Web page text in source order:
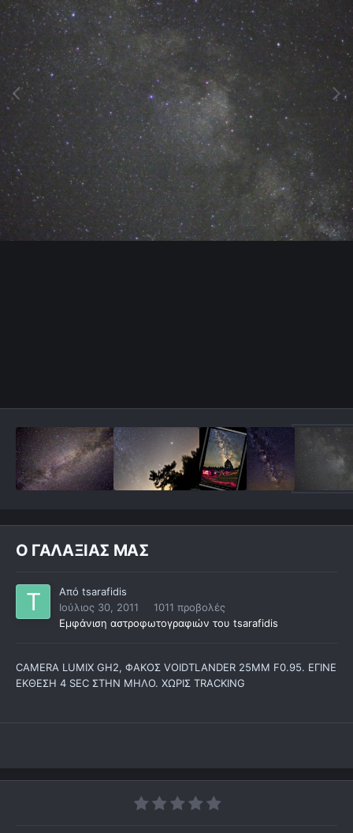
Ο ΓΑΛΑΞΙΑΣ ΜΑΣ
Από tsarafidis
Ιούλιος 30, 2011
1011 προβολές
Εμφάνιση αστροφωτογραφιών του tsarafidis
CAMERA LUMIX GH2, ΦΑΚΟΣ VOIDTLANDER 25ΜΜ F0.95. ΕΓΙΝΕ
ΕΚΘΕΣΗ 4 SEC ΣΤΗΝ ΜΗΛΟ. ΧΩΡΙΣ TRACKING